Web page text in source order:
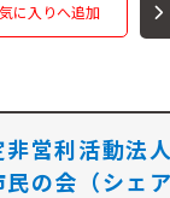
に入りへ追加
非営利活動法
の会（シェア